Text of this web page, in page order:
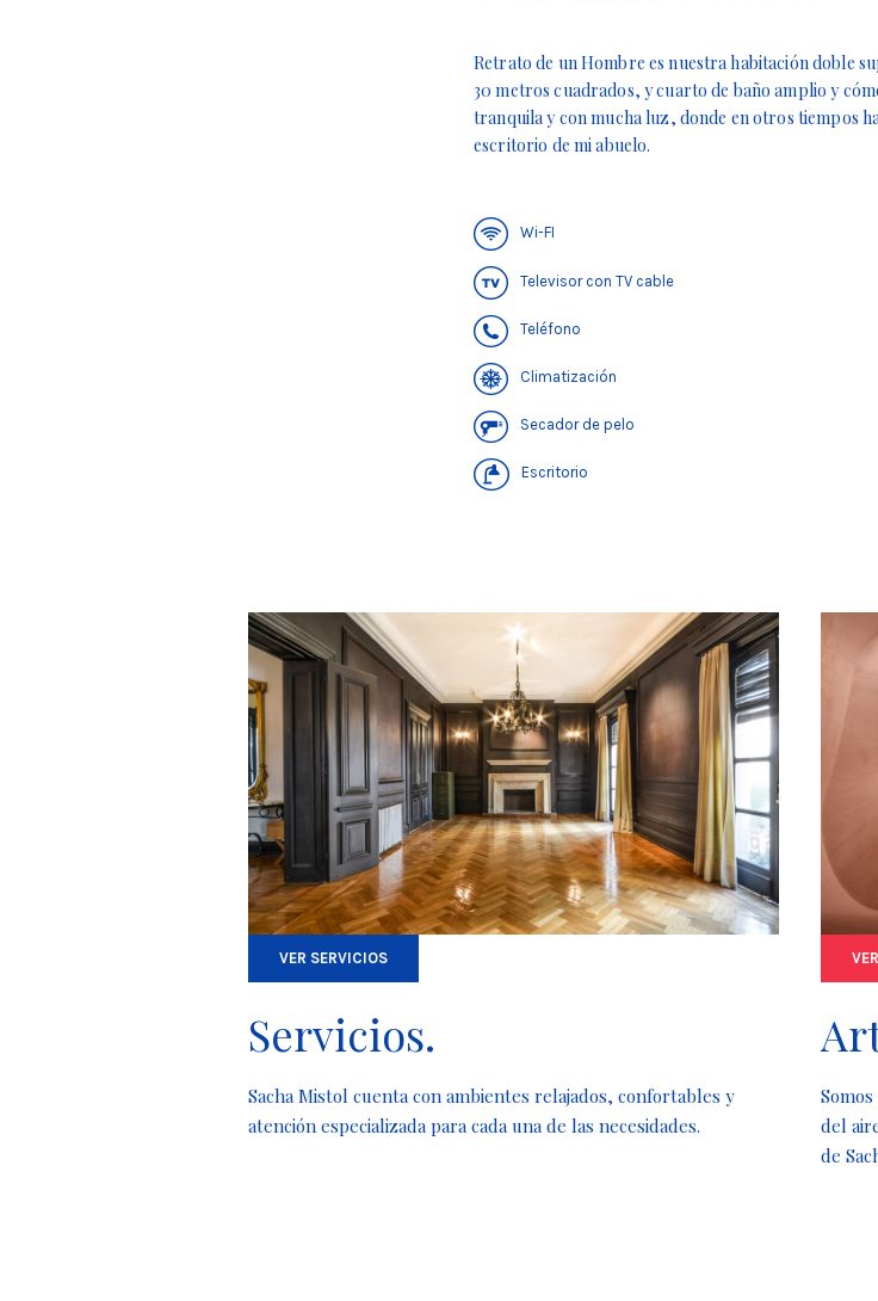
Retrato de un Hombre es nuestra habitación doble
30 metros cuadrados, y cuarto de baño amplio y
tranquila y con mucha luz, donde en otros tiempos
escritorio de mi abuelo.
Wi-FI
Televisor con TV cable
Teléfono
Climatización
Secador de pelo
Escritorio
VER SERVICIOS
Servicios.
Sacha Mistol cuenta con ambientes relajados, confortables y
atención especializada para cada una de las necesidades.
del
de